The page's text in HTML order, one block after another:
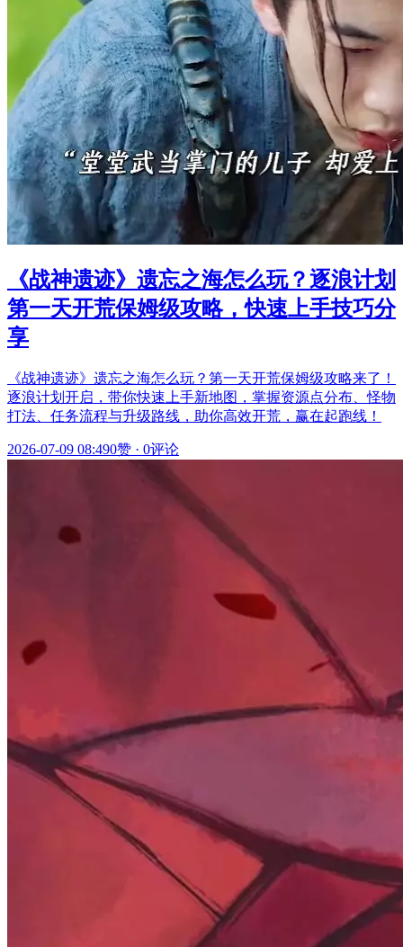
《战神遗迹》遗忘之海怎么玩？逐浪计划
第一天开荒保姆级攻略，快速上手技巧分
享
《战神遗迹》遗忘之海怎么玩？第一天开荒保姆级攻略来了！
逐浪计划开启，带你快速上手新地图，掌握资源点分布、怪物
打法、任务流程与升级路线，助你高效开荒，赢在起跑线！
2026-07-09 08:490赞 · 0评论